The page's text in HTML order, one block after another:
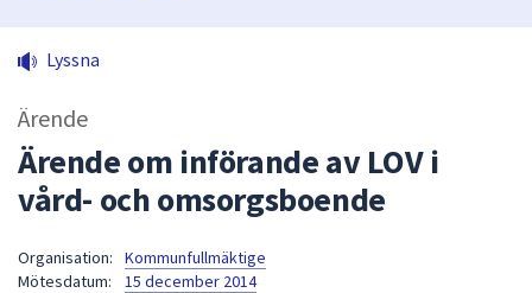
sökfältet
kommer
sökförslag
Lyssna
Ärende
Ärende om införande av LOV i
vård- och omsorgsboende
Organisation:
Kommunfullmäktige
Mötesdatum:
15 december 2014